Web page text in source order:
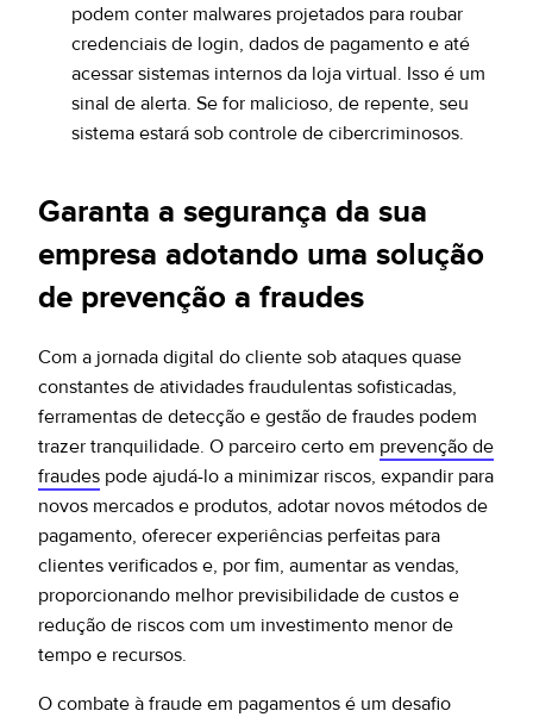
podem conter malwares projetados para roubar
credenciais de login, dados de pagamento e até
acessar sistemas internos da loja virtual. Isso é um
sinal de alerta. Se for malicioso, de repente, seu
sistema estará sob controle de cibercriminosos.
Garanta a segurança da sua
empresa adotando uma solução
de prevenção a fraudes
Com a jornada digital do cliente sob ataques quase
constantes de atividades fraudulentas sofisticadas,
ferramentas de detecção e gestão de fraudes podem
trazer tranquilidade. O parceiro certo em prevenção de
fraudes pode ajudá-lo a minimizar riscos, expandir para
novos mercados e produtos, adotar novos métodos de
pagamento, oferecer experiências perfeitas para
clientes verificados e, por fim, aumentar as vendas,
proporcionando melhor previsibilidade de custos e
redução de riscos com um investimento menor de
tempo e recursos.
O combate à fraude em pagamentos é um desafio